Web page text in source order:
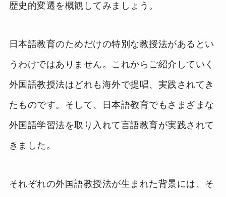
歴史的変遷を概観してみましょう。
日本語教育のためだけの特別な教授法があるとい
うわけではありません。これからご紹介していく
外国語教授法はどれも海外で提唱、実践されてき
たものです。そして、日本語教育でもさまざまな
外国語学習法を取り入れて言語教育が実践されて
きました。
それぞれの外国語教授法が生まれた背景には、そ